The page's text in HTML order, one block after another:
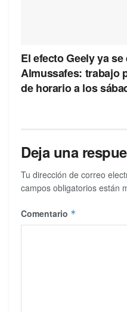
El efecto Geely ya
Almussafes: trabajo
de horario a los
Deja una
Tu dirección de correo
campos obligatorios están
Comentario *